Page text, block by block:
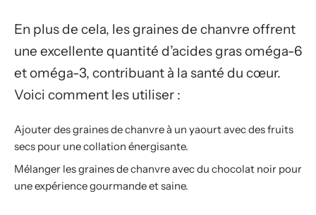
En plus de cela, les graines de chanvre offrent
une excellente quantité d’acides gras oméga-6
et oméga-3, contribuant à la santé du cœur.
Voici comment les utiliser :
Ajouter des graines de chanvre à un yaourt avec des fruits
secs pour une collation énergisante.
Mélanger les graines de chanvre avec du chocolat noir pour
une expérience gourmande et saine.